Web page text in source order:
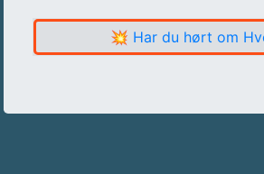
💥 Har du hørt om